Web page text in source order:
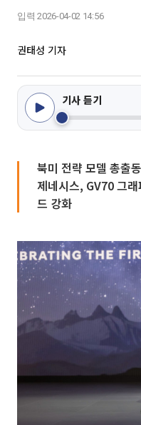
입력 2026-04-02 14:56
권태성 기자
기사 듣기
북미 전략 모델 총출
제네시스, GV70 그
드 강화